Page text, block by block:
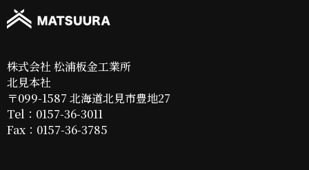
株式会社 松浦板金工業所
北見本社
〒099-1587 北海道北見市豊地27
Tel：0157-36-3011
Fax：0157-36-3785